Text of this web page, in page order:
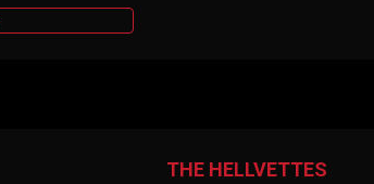
THE HELLVETTES